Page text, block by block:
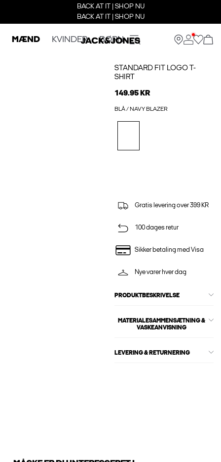
BACK AT IT | SHOP NU
BACK AT IT | SHOP NU
MÆND KVINDER BØRN
STANDARD FIT LOGO T-
SHIRT
149.95 KR
BLÅ / NAVY BLAZER
Gratis levering over 399 KR
100 dages retur
Sikker betaling med Visa
Nye varer hver dag
PRODUKTBESKRIVELSE
MATERIALESAMMENSÆTNING &
VASKEANVISNING
LEVERING & RETURNERING